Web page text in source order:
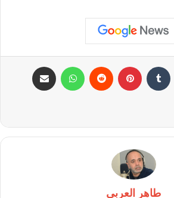
لينكدإن بينتيريست واتساب
طاهر العربى